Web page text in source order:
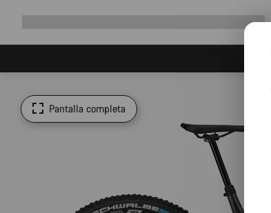
Servicio
Pantalla completa